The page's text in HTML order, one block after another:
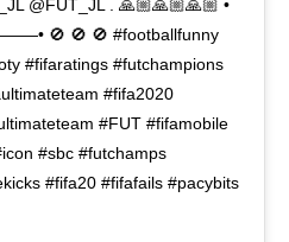
@FUT_JL . 🙏🏼🙏🏼🙏🏼 •
🚫 🚫 #footballfunny
#fifaratings #futchampions
#fifa2020
#FUT #fifamobile
#sbc #futchamps
#fifa20 #fifafails #pacybits